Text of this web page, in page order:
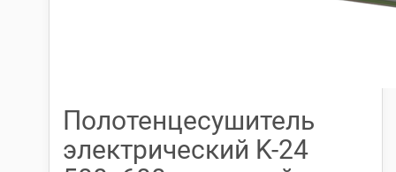
Полотенцесушитель
электрический K-24